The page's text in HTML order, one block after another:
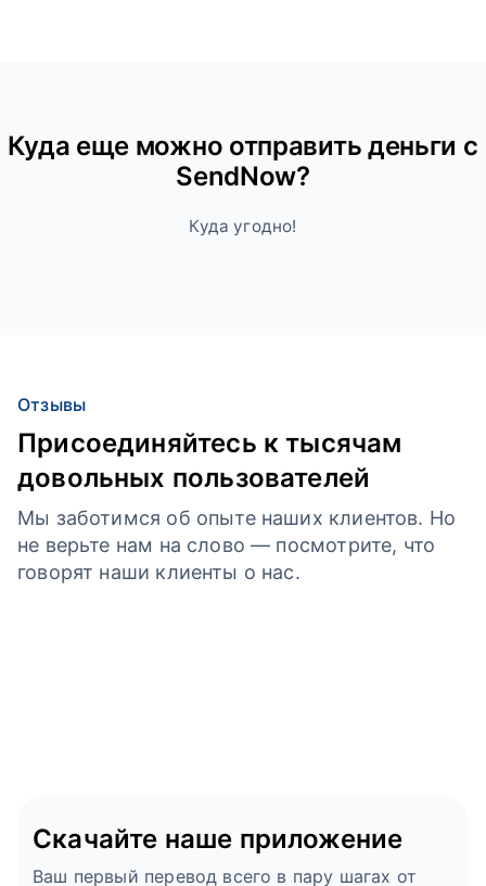
Куда ещe можно отправить деньги с
SendNow?
Куда угодно!
Отзывы
Присоединяйтесь к тысячам
довольных пользователей
Мы заботимся об опыте наших клиентов. Но
не верьте нам на слово — посмотрите, что
говорят наши клиенты о нас.
Скачайте наше приложение
Ваш первый перевод всего в пару шагах от